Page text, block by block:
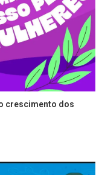
crescimento dos